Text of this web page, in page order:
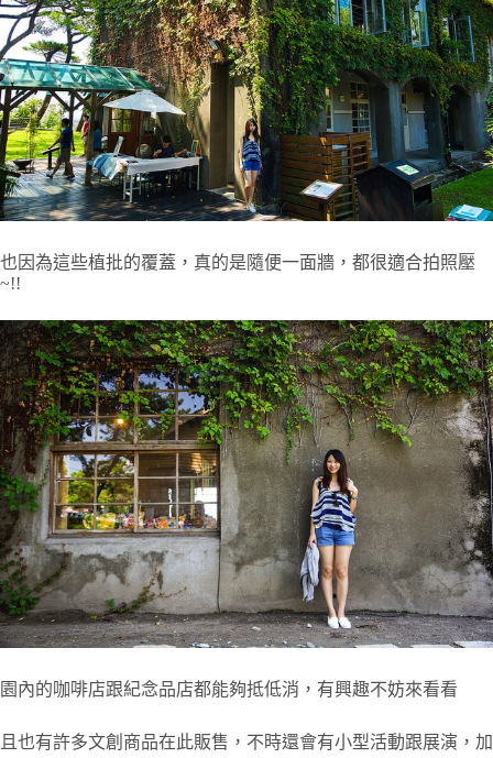
也因為這些植批的覆蓋，真的是隨便一面牆，都很適合拍照壓
~!!
園內的咖啡店跟紀念品店都能夠抵低消，有興趣不妨來看看
且也有許多文創商品在此販售，不時還會有小型活動跟展演，加